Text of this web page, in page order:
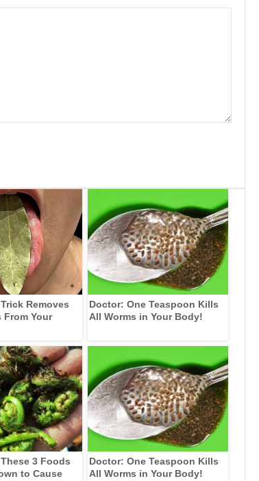
Removes
From Your
Doctor: One Teaspoon Kills
All Worms in Your Body!
3 Foods
to Cause
Doctor: One Teaspoon Kills
All Worms in Your Body!